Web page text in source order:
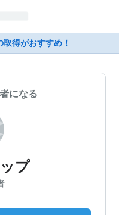
得がおすすめ！
になる
プ